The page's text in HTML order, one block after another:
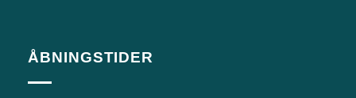
ÅBNINGSTIDER